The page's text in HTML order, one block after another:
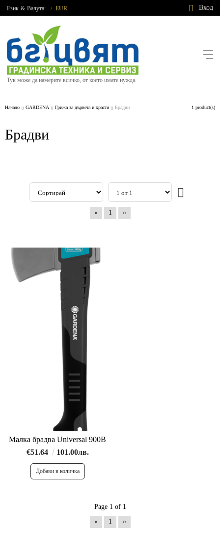
Език & Валута: / EUR Вход
Тук може да намерите всичко, от което имате нужда.
Начало GARDENA Грижа за дървета и храсти Брадви 1 product(s)
Брадви
« 1 »
Малка брадва Universal 900B
€51.64
101.00лв.
Page 1 of 1
« 1 »